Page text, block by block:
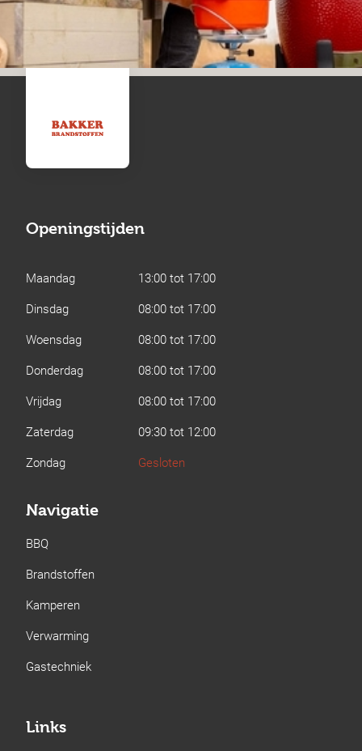
Openingstijden
Maandag
13:00 tot 17:00
Dinsdag
08:00 tot 17:00
Woensdag
08:00 tot 17:00
Donderdag
08:00 tot 17:00
Vrijdag
08:00 tot 17:00
Zaterdag
09:30 tot 12:00
Zondag
Gesloten
Navigatie
BBQ
Brandstoffen
Kamperen
Verwarming
Gastechniek
Links